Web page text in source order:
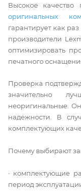
Высокое
оригинальных
гарантирует как
производители
оптимизировать
печатного
Проверка
значительно
неоригинальные.
надежности. В
комплектующих
Почему выбирают
· комплектующие
период